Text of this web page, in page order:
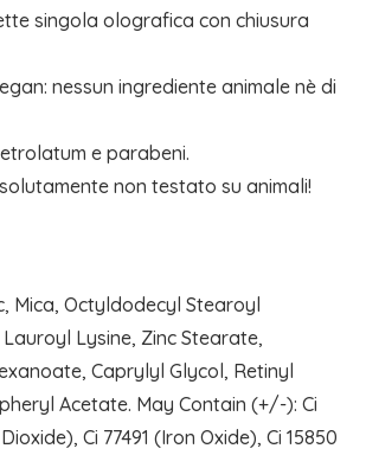
singola olografica con chiusura
nessun ingrediente animale nè di
e parabeni.
non testato su animali!
Mica, Octyldodecyl Stearoyl
Lysine, Zinc Stearate,
Caprylyl Glycol, Retinyl
Acetate. May Contain (+/-): Ci
Ci 77491 (Iron Oxide), Ci 15850